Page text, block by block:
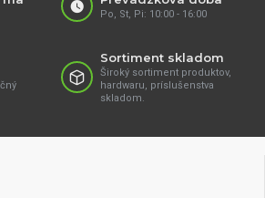
Po, St, Pi: 10:00 - 16:00
Sortiment skladom
Široký sortiment produktov,
hardwaru, príslušenstva
skladom.